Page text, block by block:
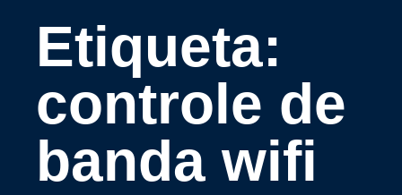
Etiqueta:
controle de
banda wifi